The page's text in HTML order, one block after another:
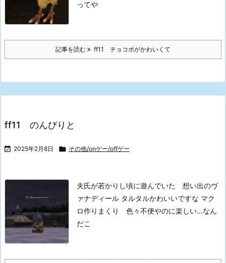
ってや
記事を読む ff11 チョコボがかわいくて
ff11 のんびりと
 2025年2月8日  その他/onゲー/offゲー
夫氏が若かりし頃に遊んでいた 想い出のヴ
ァナディール タルタルかわいいですな マク
ロ作りまくり 色々不便やのに楽しい…なん
だこ